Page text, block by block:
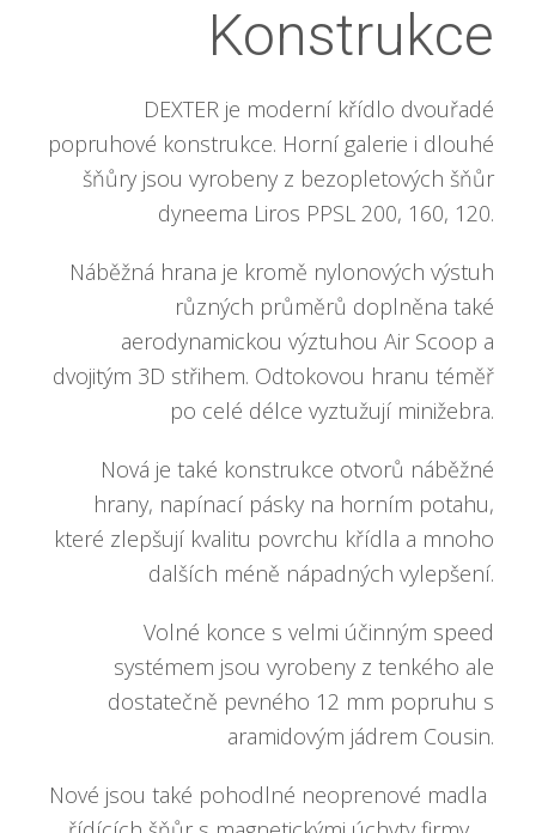
Konstrukce
DEXTER je moderní křídlo dvouřadé
popruhové konstrukce. Horní galerie i dlouhé
šňůry jsou vyrobeny z bezopletových šňůr
dyneema Liros PPSL 200, 160, 120.
Náběžná hrana je kromě nylonových výstuh
různých průměrů doplněna také
aerodynamickou výztuhou Air Scoop a
dvojitým 3D střihem. Odtokovou hranu téměř
po celé délce vyztužují minižebra.
Nová je také konstrukce otvorů náběžné
hrany, napínací pásky na horním potahu,
které zlepšují kvalitu povrchu křídla a mnoho
dalších méně nápadných vylepšení.
Volné konce s velmi účinným speed
systémem jsou vyrobeny z tenkého ale
dostatečně pevného 12 mm popruhu s
aramidovým jádrem Cousin.
Nové jsou také pohodlné neoprenové madla